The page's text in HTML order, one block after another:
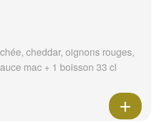
cheddar, oignons rouges,
mac + 1 boisson 33 cl